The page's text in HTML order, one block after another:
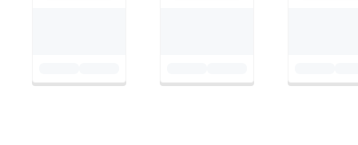
さまのおかげで3回目